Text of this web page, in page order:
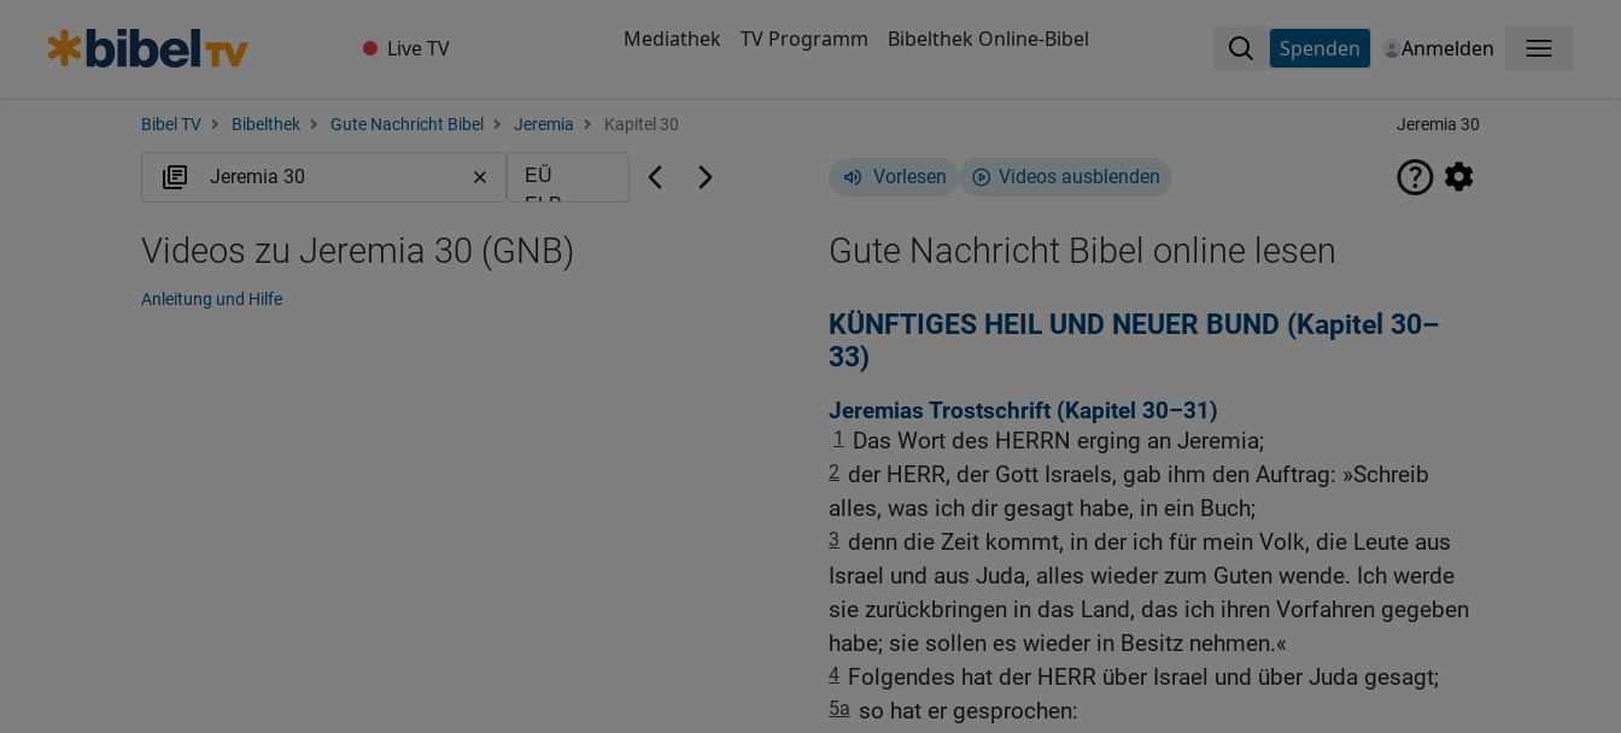
Live TV Mediathek TV Programm Bibelthek Online-Bibel Spenden Anmelden Menü
Bibel TV Bibelthek Gute Nachricht Bibel Jeremia Kapitel 30 Jeremia 30
Vorlesen Videos ausblenden
Gute Nachricht Bibel online lesen
KÜNFTIGES HEIL UND NEUER BUND (Kapitel 30–
33)
Jeremias Trostschrift (Kapitel 30–31)
1 Das Wort des HERRN erging an Jeremia;
2 der HERR, der Gott Israels, gab ihm den Auftrag: »Schreib
alles, was ich dir gesagt habe, in ein Buch;
3 denn die Zeit kommt, in der ich für mein Volk, die Leute aus
Israel und aus Juda, alles wieder zum Guten wende. Ich werde
sie zurückbringen in das Land, das ich ihren Vorfahren gegeben
habe; sie sollen es wieder in Besitz nehmen.«
4 Folgendes hat der HERR über Israel und über Juda gesagt;
5a so hat er gesprochen:
Videos zu Jeremia 30 (GNB)
Anleitung und Hilfe